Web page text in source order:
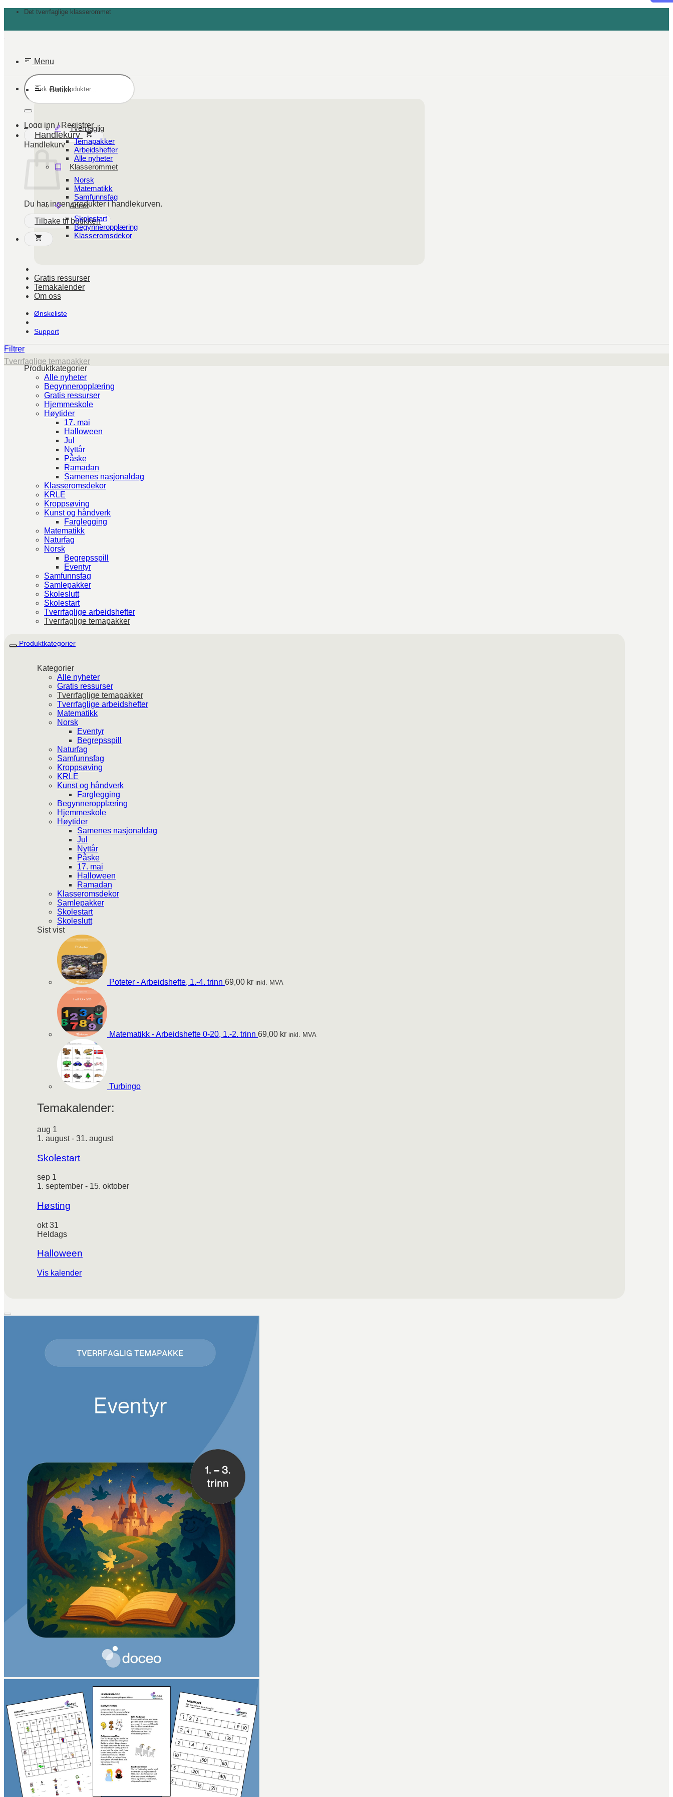
Skip
content
Det tverrfaglige klasserommet
Menu
Søk
etter:
Logg inn / Registrer
Handlekurv
Handlekurv
Du har ingen produkter i handlekurven.
Tilbake til butikken
Butikk
Tverrfaglig
Temapakker
Arbeidshefter
Alle nyheter
Klasserommet
Norsk
Matematikk
Samfunnsfag
Annet
Skolestart
Begynneropplæring
Klasseromsdekor
Gratis ressurser
Temakalender
Om oss
Ønskeliste
Support
Filtrer
Tverrfaglige temapakker
Produktkategorier
Alle nyheter
Begynneropplæring
Gratis ressurser
Hjemmeskole
Høytider
17. mai
Halloween
Jul
Nyttår
Påske
Ramadan
Samenes nasjonaldag
Klasseromsdekor
KRLE
Kroppsøving
Kunst og håndverk
Farglegging
Matematikk
Naturfag
Norsk
Begrepsspill
Eventyr
Samfunnsfag
Samlepakker
Skoleslutt
Skolestart
Tverrfaglige arbeidshefter
Tverrfaglige temapakker
Produktkategorier
Kategorier
Alle nyheter
Gratis ressurser
Tverrfaglige temapakker
Tverrfaglige arbeidshefter
Matematikk
Norsk
Eventyr
Begrepsspill
Naturfag
Samfunnsfag
Kroppsøving
KRLE
Kunst og håndverk
Farglegging
Begynneropplæring
Hjemmeskole
Høytider
Samenes nasjonaldag
Jul
Nyttår
Påske
17. mai
Halloween
Ramadan
Klasseromsdekor
Samlepakker
Skolestart
Skoleslutt
Sist vist
Poteter - Arbeidshefte, 1.-4. trinn 69,00 kr inkl. MVA
Matematikk - Arbeidshefte 0-20, 1.-2. trinn 69,00 kr inkl. MVA
Turbingo
Temakalender:
aug 1
1. august- 31. august
Skolestart
sep 1
1. september - 15. oktober
Høsting
okt31
Heldags
Halloween
Vis kalender